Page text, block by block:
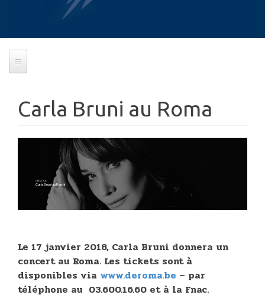
Carla Bruni au Roma
08/12/2017
Carla Bruni au Roma
Le 17 janvier 2018, Carla Bruni donnera un
concert au Roma. Les tickets sont à
disponibles via www.deroma.be – par
téléphone au 03.600.16.60 et à la Fnac.